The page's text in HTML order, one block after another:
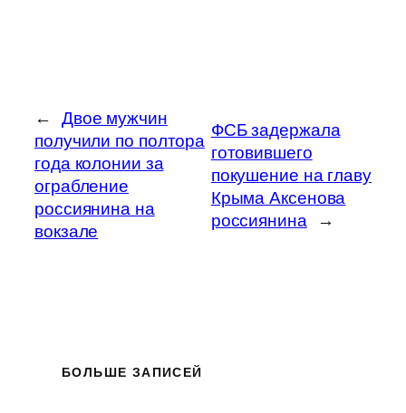
←
Двое мужчин
получили по полтора
года колонии за
ограбление
россиянина на
вокзале
ФСБ задержала
готовившего
покушение на главу
Крыма Аксенова
россиянина
→
БОЛЬШЕ ЗАПИСЕЙ